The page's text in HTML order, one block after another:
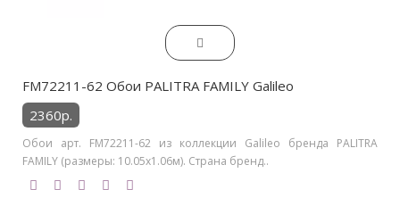
FM72211-62 Обои PALITRA FAMILY Galileo
2360р.
Обои арт. FM72211-62 из коллекции Galileo бренда PALITRA
FAMILY (размеры: 10.05х1.06м). Страна бренд..